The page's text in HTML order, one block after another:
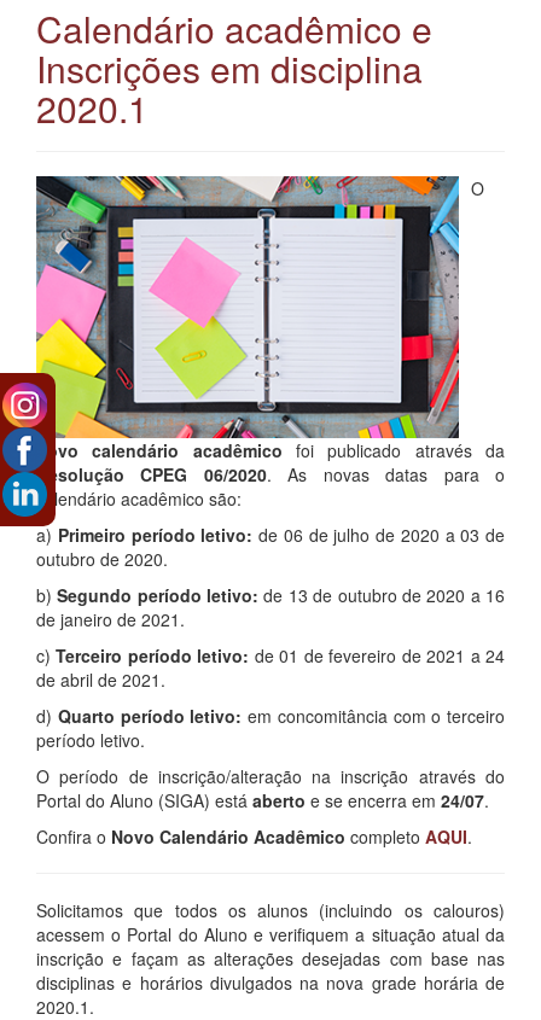
Calendário acadêmico e
Inscrições em disciplina
2020.1
O
novo calendário acadêmico foi publicado através da
Resolução CPEG 06/2020. As novas datas para o
calendário acadêmico são:
a) Primeiro período letivo: de 06 de julho de 2020 a 03 de
outubro de 2020.
b)Segundo período letivo: de 13 de outubro de 2020 a 16
de janeiro de 2021.
c)Terceiro período letivo: de 01 de fevereiro de 2021 a 24
de abril de 2021.
d) Quarto período letivo: em concomitância com o terceiro
período letivo.
O período de inscrição/alteração na inscrição através do
Portal do Aluno (SIGA) está aberto e se encerra em 24/07.
Confira o Novo Calendário Acadêmico completo AQUI.
Solicitamos que todos os alunos (incluindo os calouros)
acessem o Portal do Aluno e verifiquem a situação atual da
inscrição e façam as alterações desejadas com base nas
disciplinas e horários divulgados na nova grade horária de
2020.1.